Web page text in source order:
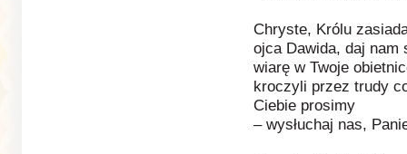
Chryste, Królu
ojca Dawida, daj nam
wiarę w Twoje
kroczyli przez trudy
Ciebie prosimy
– wysłuchaj nas,